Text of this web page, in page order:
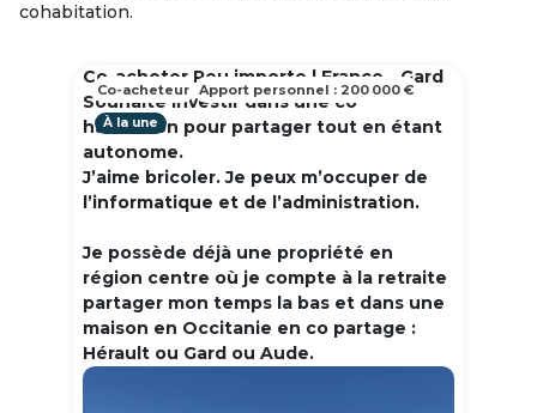
cohabitation.
Co-acheter Peu importe | France - Gard
Souhaite investir dans une co
habitation pour partager tout en étant
autonome.
J’aime bricoler. Je peux m’occuper de
l’informatique et de l’administration.
Je possède déjà une propriété en
région centre où je compte à la retraite
partager mon temps la bas et dans une
maison en Occitanie en co partage :
Hérault ou Gard ou Aude.
À la une
Co-acheteur Apport personnel : 200 000 €